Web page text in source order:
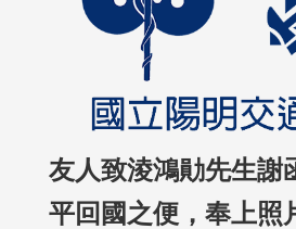
友人致淩鴻勛先生謝
平回國之便，奉上照